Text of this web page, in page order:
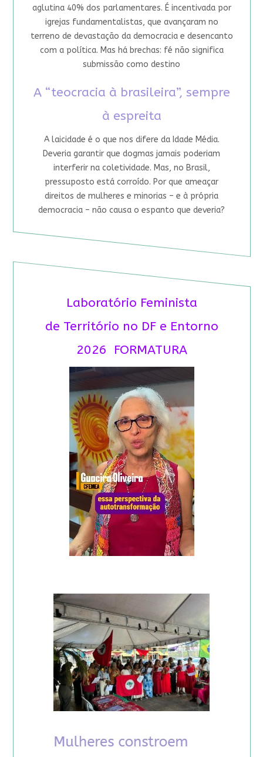
aglutina 40% dos parlamentares. É incentivada por
igrejas fundamentalistas, que avançaram no
terreno de devastação da democracia e desencanto
com a política. Mas há brechas: fé não significa
submissão como destino
A “teocracia à brasileira”, sempre
à espreita
A laicidade é o que nos difere da Idade Média.
Deveria garantir que dogmas jamais poderiam
interferir na coletividade. Mas, no Brasil,
pressuposto está corroído. Por que ameaçar
direitos de mulheres e minorias – e à própria
democracia – não causa o espanto que deveria?
Laboratório Feminista
de Território no DF e Entorno
2026 FORMATURA